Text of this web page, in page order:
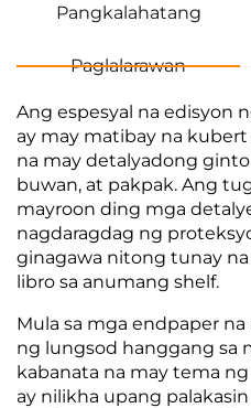
Pangkalahatang
Paglalarawan
Ang espesyal na edisyon
ay may matibay na
na may detalyadong
buwan, at pakpak. Ang
mayroon ding mga
nagdaragdag ng
ginagawa nitong tunay
libro sa anumang shelf.
Mula sa mga endpaper
ng lungsod hanggang sa
kabanata na may tema
ay nilikha upang